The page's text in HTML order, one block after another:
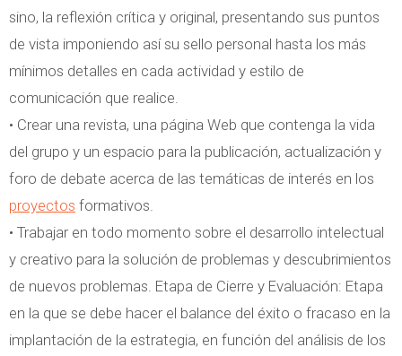
sino, la reflexión crítica y original, presentando sus puntos
de vista imponiendo así su sello personal hasta los más
mínimos detalles en cada actividad y estilo de
comunicación que realice.
• Crear una revista, una página Web que contenga la vida
del grupo y un espacio para la publicación, actualización y
foro de debate acerca de las temáticas de interés en los
proyectos formativos.
• Trabajar en todo momento sobre el desarrollo intelectual
y creativo para la solución de problemas y descubrimientos
de nuevos problemas. Etapa de Cierre y Evaluación: Etapa
en la que se debe hacer el balance del éxito o fracaso en la
implantación de la estrategia, en función del análisis de los